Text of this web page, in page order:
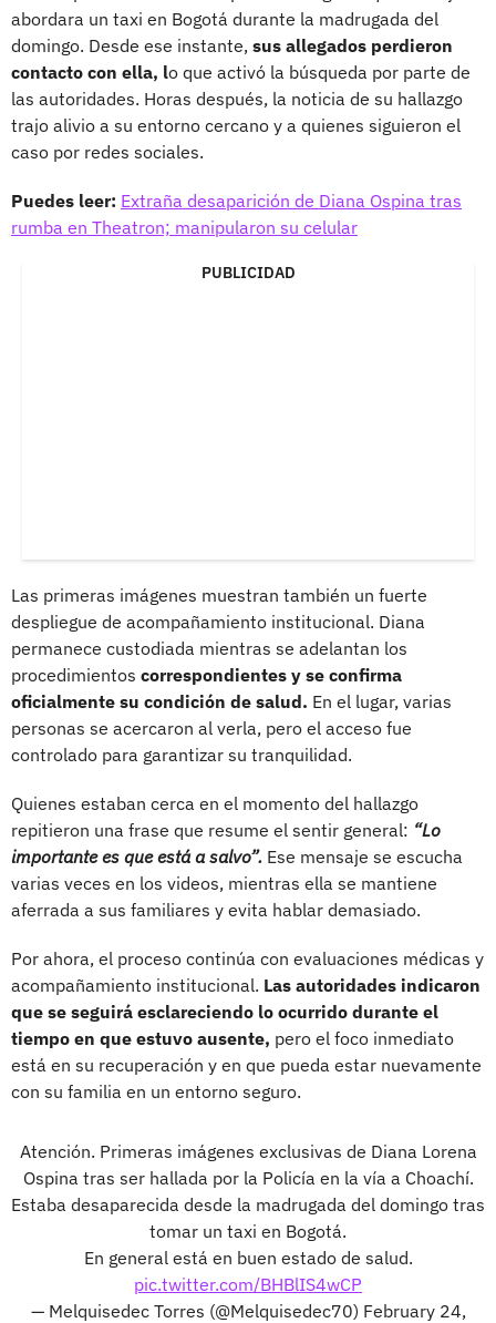
abordara un taxi en Bogotá durante la madrugada del
domingo. Desde ese instante, sus allegados perdieron
contacto con ella, lo que activó la búsqueda por parte de
las autoridades. Horas después, la noticia de su hallazgo
trajo alivio a su entorno cercano y a quienes siguieron el
caso por redes sociales.
Puedes leer: Extraña desaparición de Diana Ospina tras
rumba en Theatron; manipularon su celular
PUBLICIDAD
Las primeras imágenes muestran también un fuerte
despliegue de acompañamiento institucional. Diana
permanece custodiada mientras se adelantan los
procedimientos correspondientes y se confirma
oficialmente su condición de salud. En el lugar, varias
personas se acercaron al verla, pero el acceso fue
controlado para garantizar su tranquilidad.
Quienes estaban cerca en el momento del hallazgo
repitieron una frase que resume el sentir general: “Lo
importante es que está a salvo”. Ese mensaje se escucha
varias veces en los videos, mientras ella se mantiene
aferrada a sus familiares y evita hablar demasiado.
Por ahora, el proceso continúa con evaluaciones médicas y
acompañamiento institucional. Las autoridades indicaron
que se seguirá esclareciendo lo ocurrido durante el
tiempo en que estuvo ausente, pero el foco inmediato
está en su recuperación y en que pueda estar nuevamente
con su familia en un entorno seguro.
Atención. Primeras imágenes exclusivas de Diana Lorena
Ospina tras ser hallada por la Policía en la vía a Choachí.
Estaba desaparecida desde la madrugada del domingo tras
tomar un taxi en Bogotá.
En general está en buen estado de salud.
pic.twitter.com/BHBlIS4wCP
— Melquisedec Torres (@Melquisedec70) February 24,